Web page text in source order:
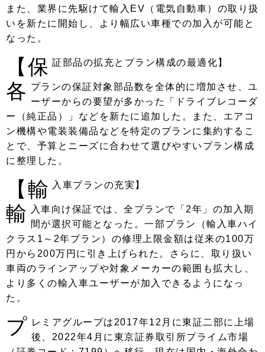
また、業界に先駆けて輸入EV（電気自動車）の取り扱
いを新たに開始し、より幅広い車種での加入が可能と
なった。
【保 証部品の拡充とプラン構成の最適化】
各 プランの保証対象部品数を全体的に増加させ、ユ
ーザーからの要望が多かった「ドライブレコーダ
ー（純正品）」などを新たに追加した。また、エアコ
ン機構や電装装備品などを特定のプランに集約するこ
とで、予算とニーズに合わせて選びやすいプラン構成
に整理した。
【輸 入車プランの充実】
輸 入車向け保証では、全プランで「2年」の加入期
間が選択可能となった。一部プラン（輸入車ハイ
クラス1～2年プラン）の修理上限金額は従来の100万
円から200万円に引き上げられた。さらに、取り扱い
車両のラインアップや対象メーカーの範囲も拡大し、
より多くの輸入車ユーザーが加入できるようになっ
た。
プ レミアグループは2017年12月に東証二部に上場
後、2022年4月に東京証券取引所プライム市場